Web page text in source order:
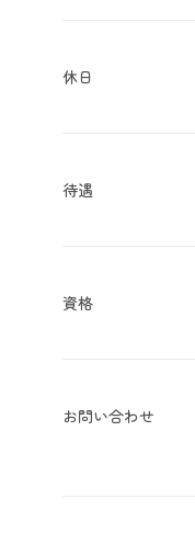
休日
待遇
資格
お問い合わせ